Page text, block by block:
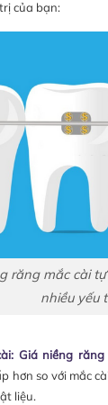
của bạn:
răng mắc cài
nhiều yếu
Giá niềng
hơn so với mắc
liệu.